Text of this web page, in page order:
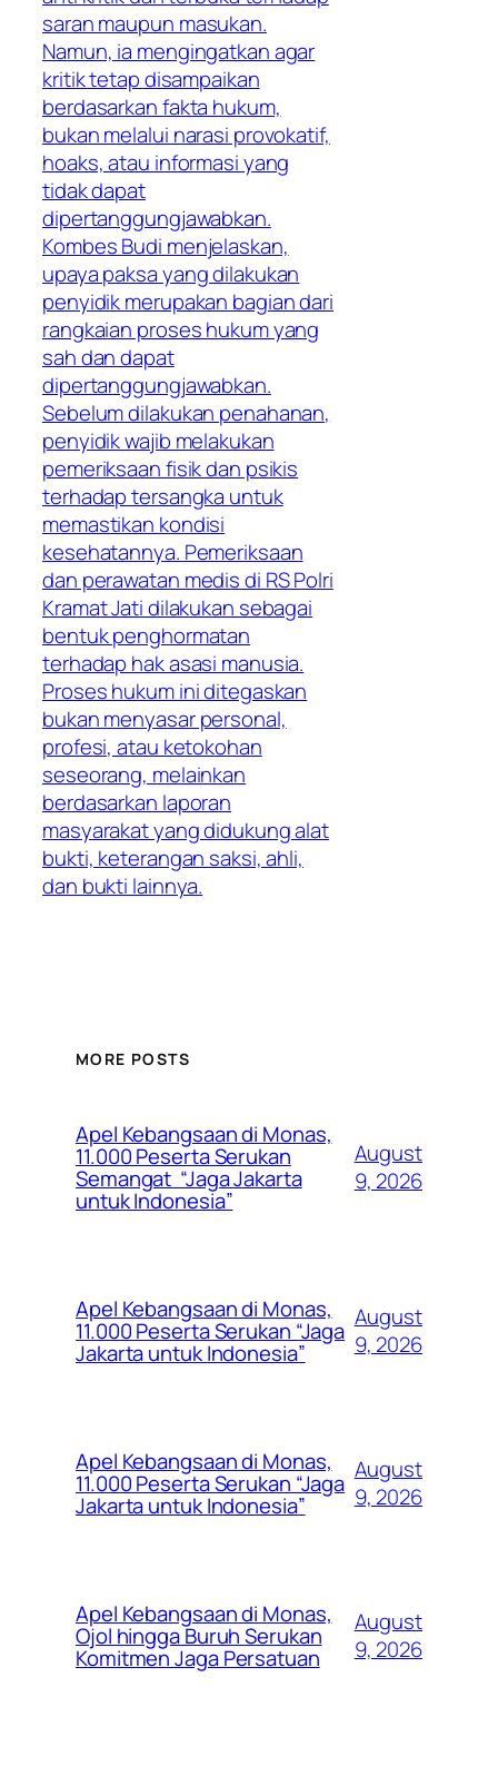
saran maupun masukan.
Namun, ia mengingatkan agar
kritik tetap disampaikan
berdasarkan fakta hukum,
bukan melalui narasi provokatif,
hoaks, atau informasi yang
tidak dapat
dipertanggungjawabkan.
Kombes Budi menjelaskan,
upaya paksa yang dilakukan
penyidik merupakan bagian dari
rangkaian proses hukum yang
sah dan dapat
dipertanggungjawabkan.
Sebelum dilakukan penahanan,
penyidik wajib melakukan
pemeriksaan fisik dan psikis
terhadap tersangka untuk
memastikan kondisi
kesehatannya. Pemeriksaan
dan perawatan medis di RS Polri
Kramat Jati dilakukan sebagai
bentuk penghormatan
terhadap hak asasi manusia.
Proses hukum ini ditegaskan
bukan menyasar personal,
profesi, atau ketokohan
seseorang, melainkan
berdasarkan laporan
masyarakat yang didukung alat
bukti, keterangan saksi, ahli,
dan bukti lainnya.
MORE POSTS
Apel Kebangsaan di Monas,
11.000 Peserta Serukan
Semangat “Jaga Jakarta
untuk Indonesia”
August
9, 2026
Apel Kebangsaan di Monas,
11.000 Peserta Serukan “Jaga
Jakarta untuk Indonesia”
August
9, 2026
Apel Kebangsaan di Monas,
11.000 Peserta Serukan “Jaga
Jakarta untuk Indonesia”
August
9, 2026
Apel Kebangsaan di Monas,
Ojol hingga Buruh Serukan
Komitmen Jaga Persatuan
August
9, 2026